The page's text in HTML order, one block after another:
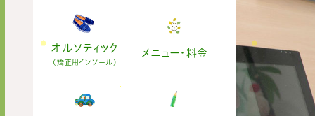
オルソティック
(矯正用インソール)
メニュー・料金